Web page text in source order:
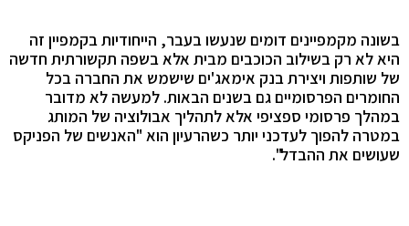
בשונה מקמפיינים דומים שנעשו בעבר, הייחודיות בקמפיין זה
היא לא רק בשילוב הכוכבים מבית אלא בשפה תקשורתית חדשה
של שותפות ויצירת בנק אימאג'ים שישמש את החברה בכל
החומרים הפרסומיים גם בשנים הבאות. למעשה לא מדובר
במהלך פרסומי ספציפי אלא לתהליך אבולוציה של המותג
במטרה להפוך לעדכני יותר כשהרעיון הוא "האנשים של הפניקס
שעושים את ההבדל".